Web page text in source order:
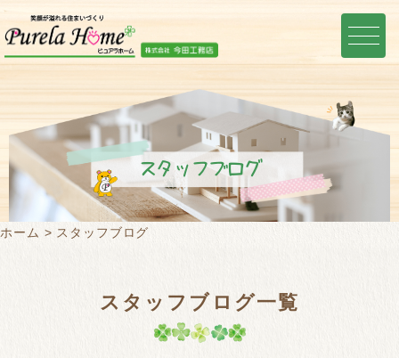
スタッフブログ
ホーム スタッフブログ
スタッフブログ一覧